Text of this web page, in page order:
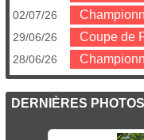
02/07/26
29/06/26 Coupe de
28/06/26
DERNIÈRES PHOTOS